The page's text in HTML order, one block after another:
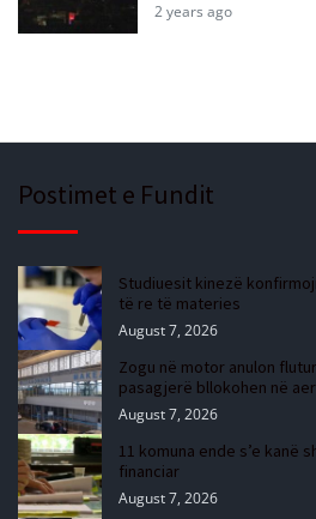
2 years ago
Postimet e Fundit
Studiuesit kinezë
të re të materies
August 7, 2026
Zogu në motor anulon
pasagjerë bllokohen në
August 7, 2026
11 komuna ende s’e kanë
financiar
August 7, 2026